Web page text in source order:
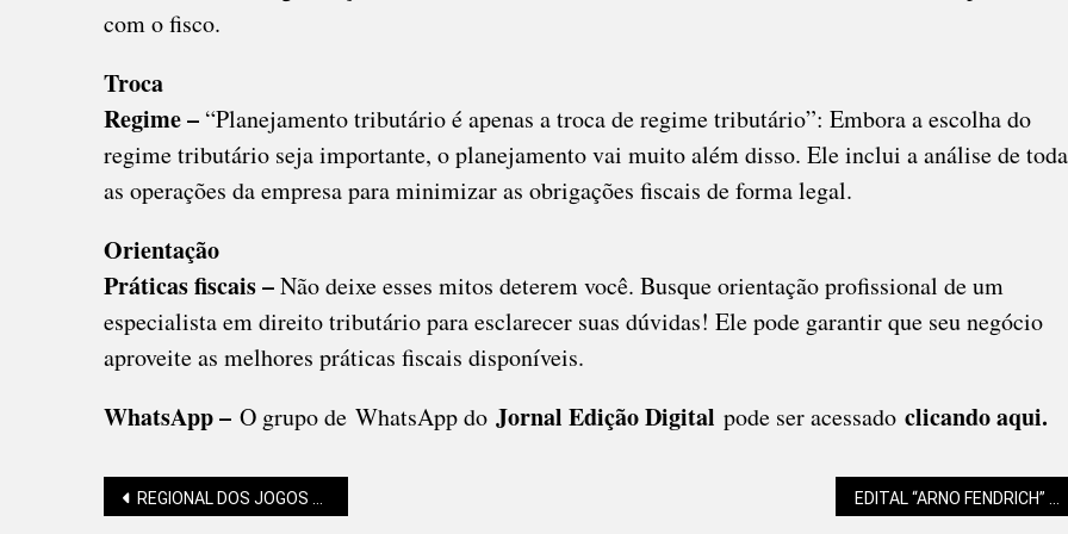
com o fisco.
Troca
Regime – “Planejamento tributário é apenas a troca de regime tributário”: Embora a escolha do
regime tributário seja importante, o planejamento vai muito além disso. Ele inclui a análise de
as operações da empresa para minimizar as obrigações fiscais de forma legal.
Orientação
Práticas fiscais –Não deixe esses mitos deterem você. Busque orientação profissional de um
especialista em direito tributário para esclarecer suas dúvidas! Ele pode garantir que seu negócio
aproveite as melhores práticas fiscais disponíveis.
WhatsApp – O grupo de WhatsApp do Jornal Edição Digital pode ser acessado clicando aqui.
REGIONAL DOS JOGOS ABERTOS DE SC EM SÃO BENTO E CAMPO ALEGRE